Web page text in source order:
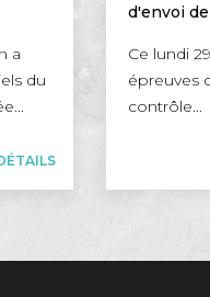
a
du
d'envoi
candidats
Ce lundi
épreuves
contrôle...